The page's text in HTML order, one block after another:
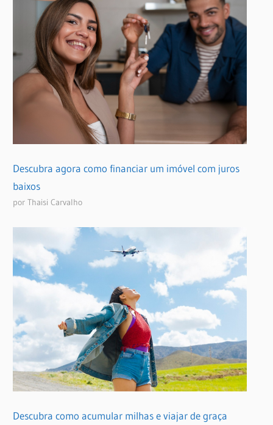
Descubra agora como financiar um imóvel com juros
baixos
por Thaisi Carvalho
Descubra como acumular milhas e viajar de graça